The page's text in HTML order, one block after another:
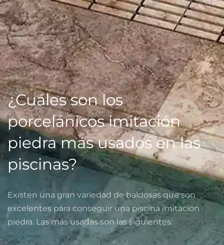
¿Cuáles son los
porcelánicos imitación
piedra más usados en las
piscinas?
Existen una gran variedad de baldosas que son
excelentes para conseguir una piscina imitación
piedra. Las más usadas son las siguientes: